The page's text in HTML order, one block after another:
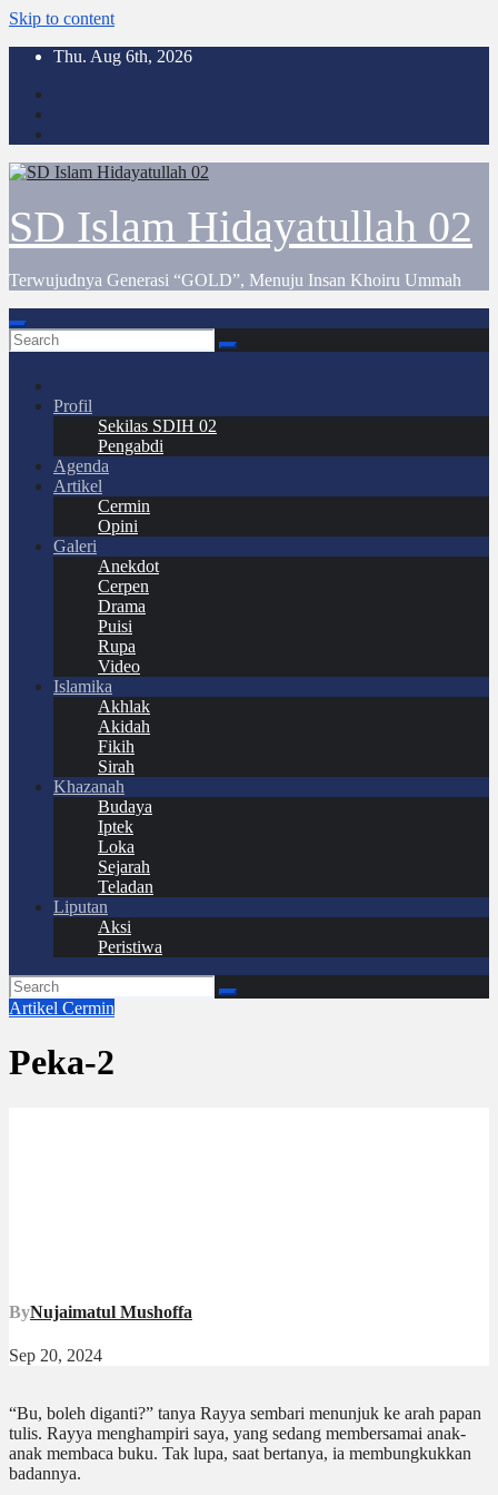
Skip to content
Thu. Aug 6th, 2026
SD Islam Hidayatullah 02
Terwujudnya Generasi “GOLD”, Menuju Insan Khoiru Ummah
Profil
Sekilas SDIH 02
Pengabdi
Agenda
Artikel
Cermin
Opini
Galeri
Anekdot
Cerpen
Drama
Puisi
Rupa
Video
Islamika
Akhlak
Akidah
Fikih
Sirah
Khazanah
Budaya
Iptek
Loka
Sejarah
Teladan
Liputan
Aksi
Peristiwa
Artikel Cermin
Peka-2
ByNujaimatul Mushoffa
Sep 20, 2024
“Bu, boleh diganti?” tanya Rayya sembari menunjuk ke arah papan
tulis. Rayya menghampiri saya, yang sedang membersamai anak-
anak membaca buku. Tak lupa, saat bertanya, ia membungkukkan
badannya.